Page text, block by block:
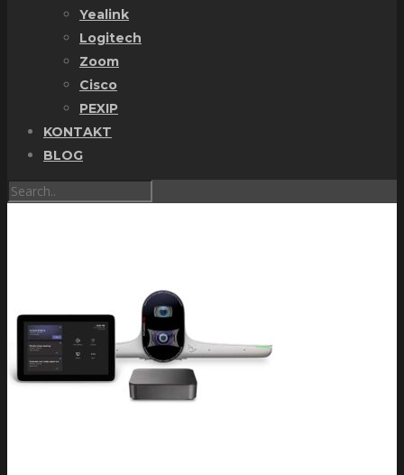
Yealink
Logitech
Zoom
Cisco
PEXIP
KONTAKT
BLOG